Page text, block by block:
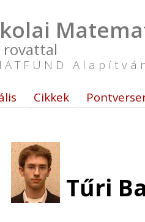
Cikkek
Tűri